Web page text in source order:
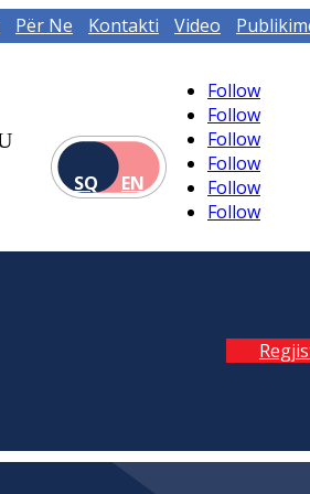
Për Ne Kontakti Video
SQ
EN
Follow
Follow
Follow
Follow
Follow
Follow